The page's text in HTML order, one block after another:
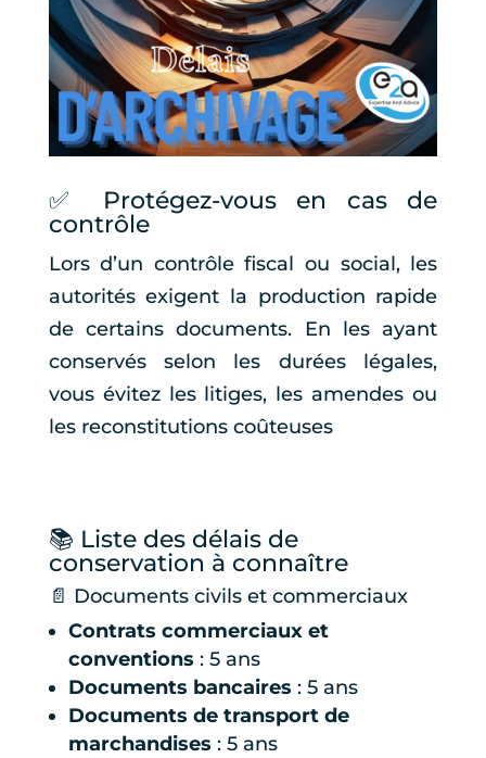
✅ Protégez-vous en cas de
contrôle
Lors d’un contrôle fiscal ou social, les
autorités exigent la production rapide
de certains documents. En les ayant
conservés selon les durées légales,
vous évitez les litiges, les amendes ou
les reconstitutions coûteuses
📚 Liste des délais de
conservation à connaître
📄 Documents civils et commerciaux
Contrats commerciaux et
conventions : 5 ans
Documents bancaires : 5 ans
Documents de transport de
marchandises : 5 ans